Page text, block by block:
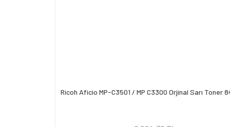
Ricoh Aficio MP-C3501 / MP C3300 Orjinal Sarı Toner